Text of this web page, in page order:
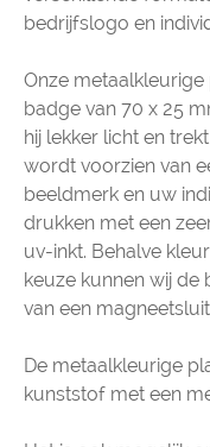
bedrijfslogo en
Onze
badge van 70 x 25
hij lekker licht en
wordt voorzien van
beeldmerk en uw
drukken met een
uv-inkt. Behalve
keuze kunnen wij de
van een
De metaalkleurige
kunststof met een